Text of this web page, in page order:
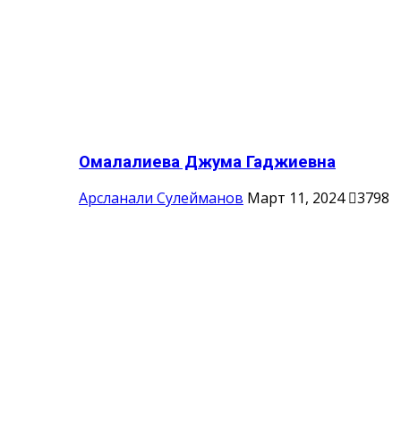
Омалалиева Джума Гаджиевна
Арсланали Сулейманов Март 11, 2024 3798